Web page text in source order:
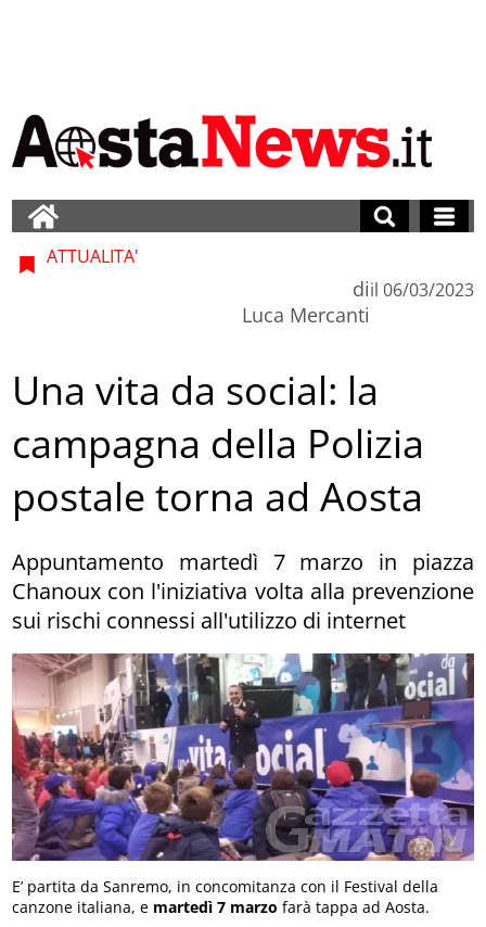
ATTUALITA'
di
Luca Mercanti
il 06/03/2023
Una vita da social: la
campagna della Polizia
postale torna ad Aosta
Appuntamento martedì 7 marzo in piazza
Chanoux con l'iniziativa volta alla prevenzione
sui rischi connessi all'utilizzo di internet
E’ partita da Sanremo, in concomitanza con il Festival della
canzone italiana, e martedì 7 marzo farà tappa ad Aosta.